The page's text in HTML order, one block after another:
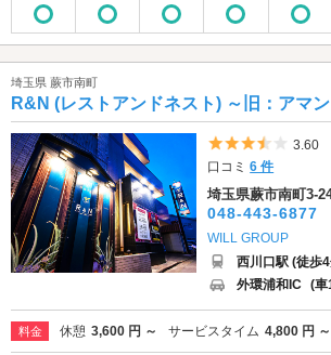
埼玉県 蕨市南町
R&N (レストアンドネスト) ～旧：アマ
5つ星
3.60
口コミ6 件
埼玉県蕨市南町3-
048-443-6877
WILL GROUP
西川口駅 (徒歩
外環浦和IC (車
料金 休憩 3,600 円 ～ サービスタイム 4,800 円 ～